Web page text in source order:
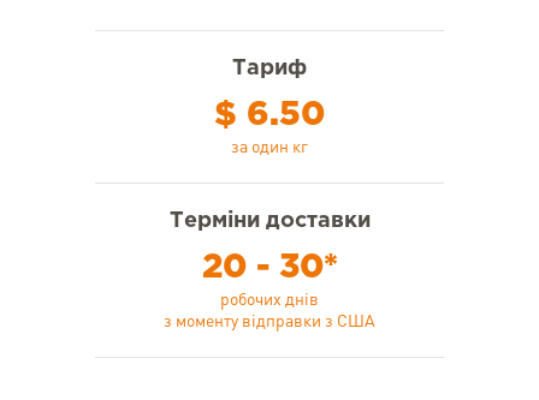
Тариф
$ 6.50
за один кг
Терміни доставки
20 - 30*
робочих днів
з моменту відправки з США